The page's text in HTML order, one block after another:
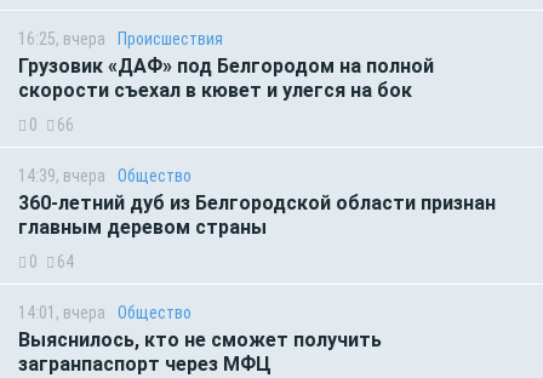
16:25, вчера Происшествия
Грузовик «ДАФ» под Белгородом на полной
скорости съехал в кювет и улегся на бок
0 66
14:39, вчера Общество
360-летний дуб из Белгородской области признан
главным деревом страны
0 64
14:01, вчера Общество
Выяснилось, кто не сможет получить
загранпаспорт через МФЦ